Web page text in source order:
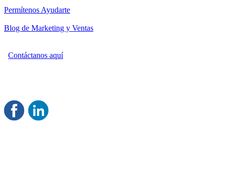
Permítenos Ayudarte
Blog de Marketing y Ventas
Contáctanos aquí